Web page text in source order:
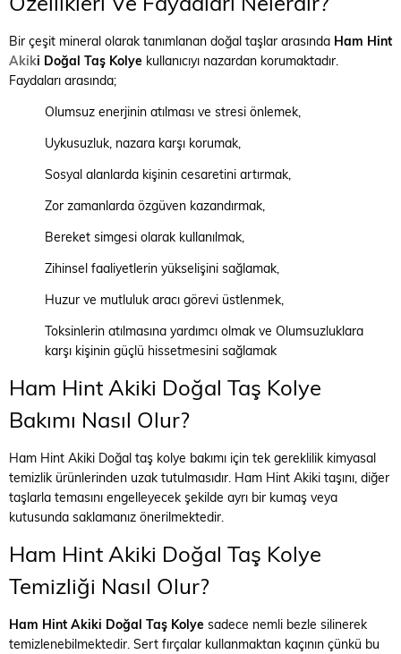
Bir çeşit mineral olarak tanımlanan doğal taşlar arasında Ham Hint
Akiki Doğal Taş Kolye kullanıcıyı nazardan korumaktadır.
Faydaları arasında;
Olumsuz enerjinin atılması ve stresi önlemek,
Uykusuzluk, nazara karşı korumak,
Sosyal alanlarda kişinin cesaretini artırmak,
Zor zamanlarda özgüven kazandırmak,
Bereket simgesi olarak kullanılmak,
Zihinsel faaliyetlerin yükselişini sağlamak,
Huzur ve mutluluk aracı görevi üstlenmek,
Toksinlerin atılmasına yardımcı olmak ve Olumsuzluklara
karşı kişinin güçlü hissetmesini sağlamak
Ham Hint Akiki Doğal Taş Kolye
Bakımı Nasıl Olur?
Ham Hint Akiki Doğal taş kolye bakımı için tek gereklilik kimyasal
temizlik ürünlerinden uzak tutulmasıdır. Ham Hint Akiki taşını, diğer
taşlarla temasını engelleyecek şekilde ayrı bir kumaş veya
kutusunda saklamanız önerilmektedir.
Ham Hint Akiki Doğal Taş Kolye
Temizliği Nasıl Olur?
Ham Hint Akiki Doğal Taş Kolye sadece nemli bezle silinerek
temizlenebilmektedir. Sert fırçalar kullanmaktan kaçının çünkü bu